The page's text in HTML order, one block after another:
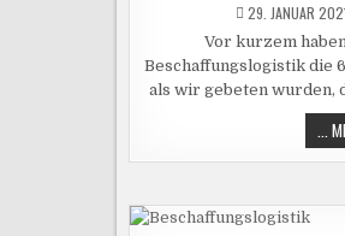
29. JANUAR
Vor kurzem
Beschaffungslogistik die
als wir gebeten wurden,
...